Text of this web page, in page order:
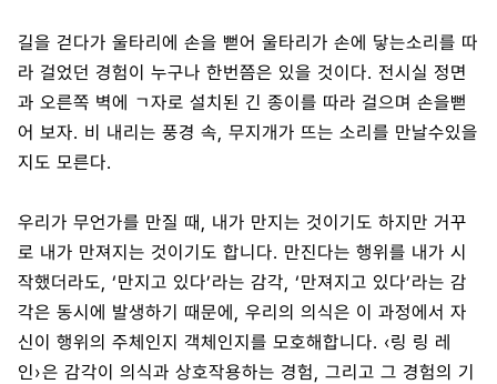
길을 걷다가 울타리에 손을 뻗어 울타리가 손에 닿는소리를 따
라 걸었던 경험이 누구나 한번쯤은 있을 것이다. 전시실 정면
과 오른쪽 벽에 ㄱ자로 설치된 긴 종이를 따라 걸으며 손을뻗
어 보자. 비 내리는 풍경 속, 무지개가 뜨는 소리를 만날수있을
지도 모른다.
우리가 무언가를 만질 때, 내가 만지는 것이기도 하지만 거꾸
로 내가 만져지는 것이기도 합니다. 만진다는 행위를 내가 시
작했더라도, ‘만지고 있다’라는 감각, ‘만져지고 있다’라는 감
각은 동시에 발생하기 때문에, 우리의 의식은 이 과정에서 자
신이 행위의 주체인지 객체인지를 모호해합니다. ‹링 링 레
인›은 감각이 의식과 상호작용하는 경험, 그리고 그 경험의 기